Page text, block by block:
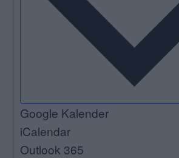
Google Kalender
iCalendar
Outlook 365